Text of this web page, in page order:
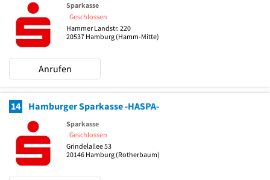
Sparkasse
Geschlossen
Hammer Landstr. 220
20537 Hamburg (Hamm-Mitte)
Anrufen
14 Hamburger Sparkasse -HASPA-
Sparkasse
Geschlossen
Grindelallee 53
20146 Hamburg (Rotherbaum)